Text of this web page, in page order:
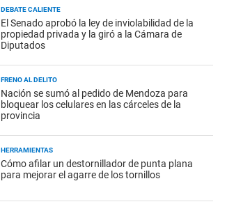
DEBATE CALIENTE
El Senado aprobó la ley de inviolabilidad de la
propiedad privada y la giró a la Cámara de
Diputados
FRENO AL DELITO
Nación se sumó al pedido de Mendoza para
bloquear los celulares en las cárceles de la
provincia
HERRAMIENTAS
Cómo afilar un destornillador de punta plana
para mejorar el agarre de los tornillos